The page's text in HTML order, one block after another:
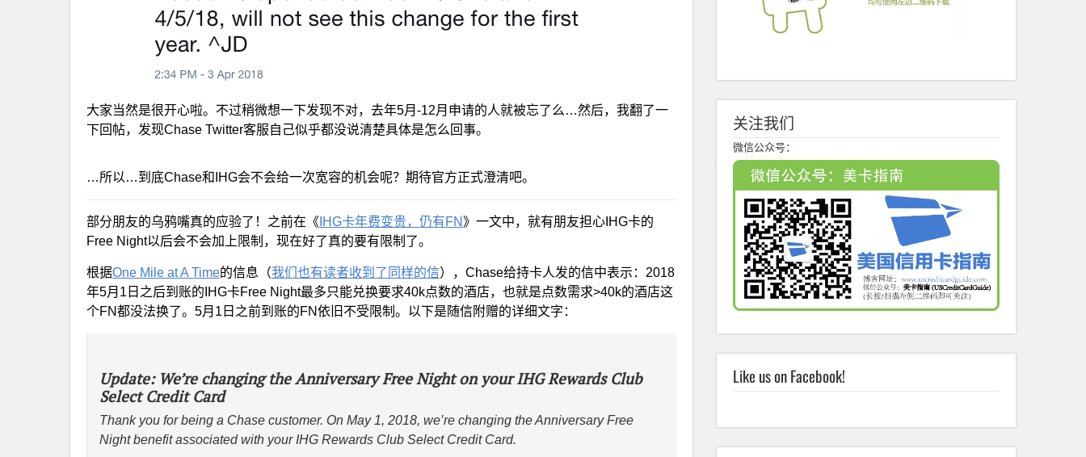
大家当然是很开心啦。不过稍微想一下发现不对，去年5月-12月申请的人就被忘了么…然后，我翻了一
下回帖，发现Chase Twitter客服自己似乎都没说清楚具体是怎么回事。
…所以…到底Chase和IHG会不会给一次宽容的机会呢？期待官方正式澄清吧。
部分朋友的乌鸦嘴真的应验了！之前在《 IHG卡年费变贵，仍有FN 》一文中，就有朋友担心IHG卡的
Free Night以后会不会加上限制，现在好了真的要有限制了。
根据One Mile at A Time的信息（我们也有读者收到了同样的信），Chase给持卡人发的信中表示：2018
年5月1日之后到账的IHG卡Free Night最多只能兑换要求40k点数的酒店，也就是点数需求>40k的酒店这
个FN都没法换了。5月1日之前到账的FN依旧不受限制。以下是随信附赠的详细文字：
Update: We’re changing the Anniversary Free Night on your IHG Rewards Club
Select Credit Card
Thank you for being a Chase customer. On May 1, 2018, we’re changing the Anniversary Free
Night benefit associated with your IHG Rewards Club Select Credit Card.
关注我们
微信公众号：
Like us on Facebook!